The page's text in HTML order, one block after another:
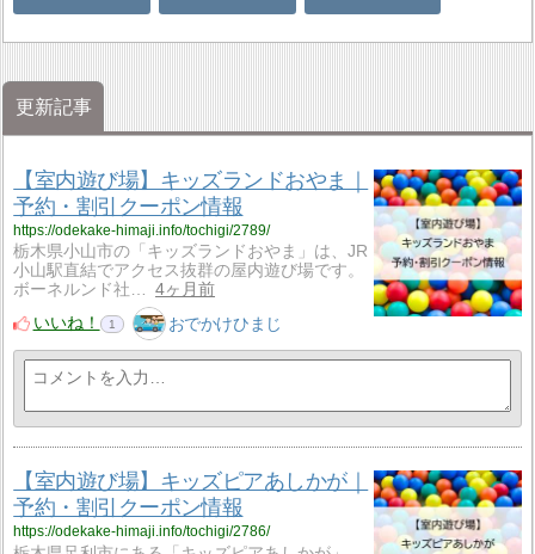
更新記事
【室内遊び場】キッズランドおやま｜
予約・割引クーポン情報
https://odekake-himaji.info/tochigi/2789/
栃木県小山市の「キッズランドおやま」は、JR
小山駅直結でアクセス抜群の屋内遊び場です。
ボーネルンド社…
4ヶ月前
いいね！
1 おでかけひまじ
【室内遊び場】キッズピアあしかが｜
予約・割引クーポン情報
https://odekake-himaji.info/tochigi/2786/